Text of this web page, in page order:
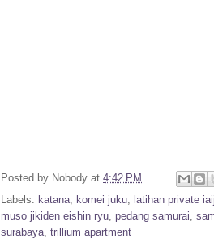
Posted by Nobody at 4:42 PM
Labels: katana komei juku latihan private
muso jikiden eishin ryu pedang samurai
surabaya trillium apartment